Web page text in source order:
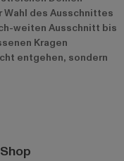
des Ausschnittes
weiten Ausschnitt bis
Kragen
entgehen, sondern